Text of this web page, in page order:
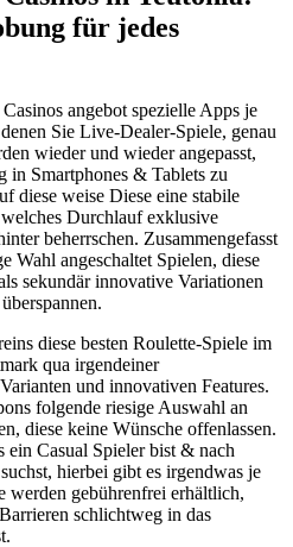
für jedes
angebot spezielle Apps je
Sie Live-Dealer-Spiele, genau
wieder und wieder angepasst,
in Smartphones & Tablets zu
diese weise Diese eine stabile
Durchlauf exklusive
beherrschen. Zusammengefasst
Wahl angeschaltet Spielen, diese
sekundär innovative Variationen
diese besten Roulette-Spiele im
qua irgendeiner
und innovativen Features.
folgende riesige Auswahl an
diese keine Wünsche offenlassen.
Casual Spieler bist & nach
hierbei gibt es irgendwas je
werden gebührenfrei erhältlich,
schlichtweg in das